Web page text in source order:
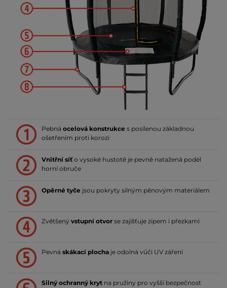
Pebná ocelová konstrukce s posílenou základnou
ošetřením proti korozi
Vnitřní síť o vysoké hustotě je pevně natažená podél
horní obruče
Opěrné tyče jsou pokryty silným pěnovým materiálem
Zvětšený vstupní otvor se zajišťuje zipem i přezkami
Pevná skákací plocha je odolná vůči UV záření
Silný ochranný kryt na pružiny pro vyšší bezpečnost